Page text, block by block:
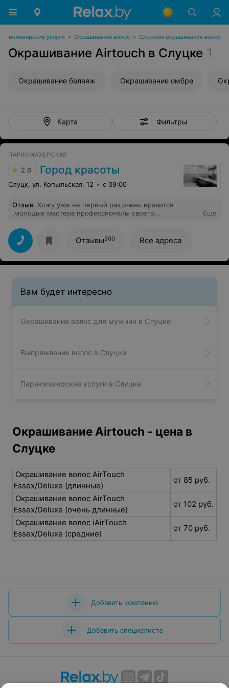
услуги • Окрашивание волос • Сложное окрашивание волос
Окрашивание Airtouch в Слуцке 1
Окрашивание балаяж Окрашивание омбре
Карта Фильтры
ПАРИКМАХЕРСКАЯ
2.6 Город красоты
Слуцк, ул. Копыльская, 12 с 09:00
Отзыв. Хожу уже не первый раз,очень нравится
,молодые мастера профессионалы своего
проконсультирую и ответят на все вопросы.
Еще
Отзывы500 Все адреса
Вам будет интересно
Окрашивание волос для мужчин в Слуцке
Выпрямление волос в Слуцке
Парикмахерские услуги в Слуцке
Окрашивание Airtouch - цена в
Слуцке
Окрашивание волос AirTouch
Essex/Deluxe (длинные)
от 85 руб.
Окрашивание волос AirTouch
Essex/Deluxe (очень длинные)
от 102 руб.
Окрашивание волос iAirTouch
Essex/Deluxe (средние)
от 70 руб.
Добавить компанию
Добавить специалиста